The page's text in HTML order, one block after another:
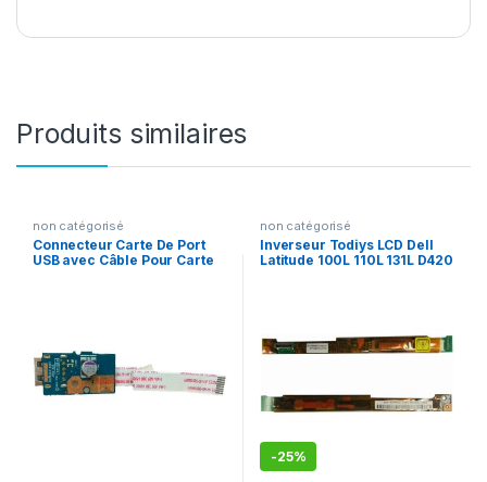
Produits similaires
non catégorisé
Connecteur Carte De Port
USB avec Câble Pour Carte
non catégorisé
Inverseur Todiys LCD Dell
Latitude 100L 110L 131L D420
-25%